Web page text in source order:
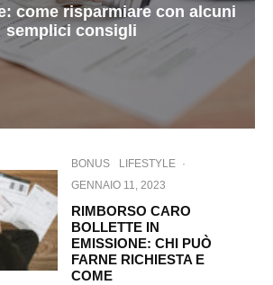
come risparmiare con alcuni
semplici consigli
BONUS LIFESTYLE ·
GENNAIO 11, 2023
RIMBORSO CARO
BOLLETTE IN
EMISSIONE: CHI PUÒ
FARNE RICHIESTA E
COME